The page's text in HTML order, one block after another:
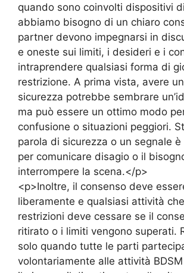
quando sono coinvolti dispositivi
abbiamo bisogno di un chiaro
partner devono impegnarsi in
e oneste sui limiti, i desideri e i
intraprendere qualsiasi forma di
restrizione. A prima vista, avere
sicurezza potrebbe sembrare
ma può essere un ottimo modo
confusione o situazioni peggiori.
parola di sicurezza o un segnale è
per comunicare disagio o il
interrompere la scena.</p>
<p>Inoltre, il consenso deve
liberamente e qualsiasi attività
restrizioni deve cessare se il
ritirato o i limiti vengono superati.
solo quando tutte le parti
volontariamente alle attività